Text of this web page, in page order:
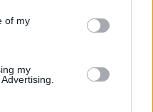
of my
my